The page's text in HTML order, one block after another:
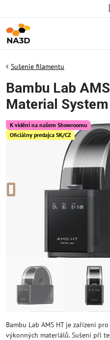
K vidění na našem Showroomu
Oficiálny predajca SK/CZ
Sušenie filamentu
Bambu Lab
Material System
Bambu Lab AMS HT je zařízení
výkonných materiálů. Sušení při